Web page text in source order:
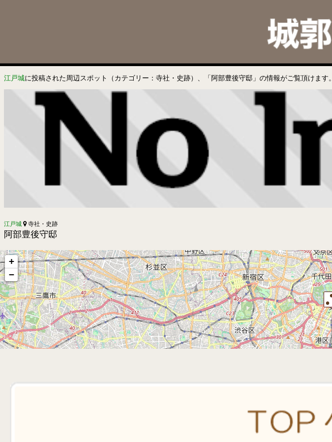
江戸城に投稿された周辺スポット（カテゴリー：寺社・史跡）、「阿部豊後守邸」の情報がご覧頂けます。
江戸城 寺社・史跡
阿部豊後守邸
+
−